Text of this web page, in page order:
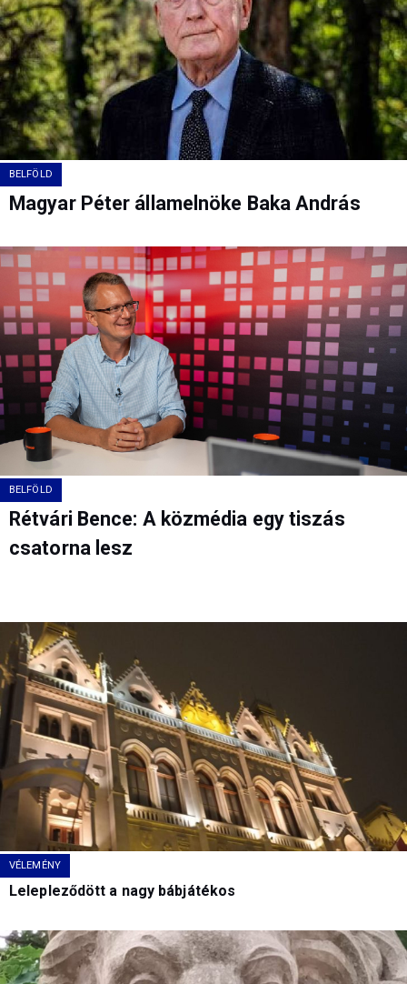
BELFÖLD
Magyar Péter államelnöke Baka András
BELFÖLD
Rétvári Bence: A közmédia egy tiszás
csatorna lesz
VÉLEMÉNY
Lelepleződött a nagy bábjátékos